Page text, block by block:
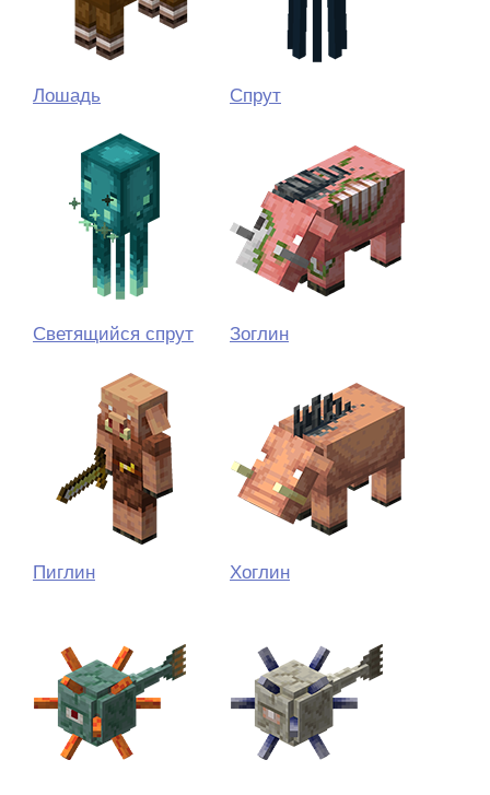
Лошадь Спрут
Светящийся спрут Зоглин
Пиглин Хоглин